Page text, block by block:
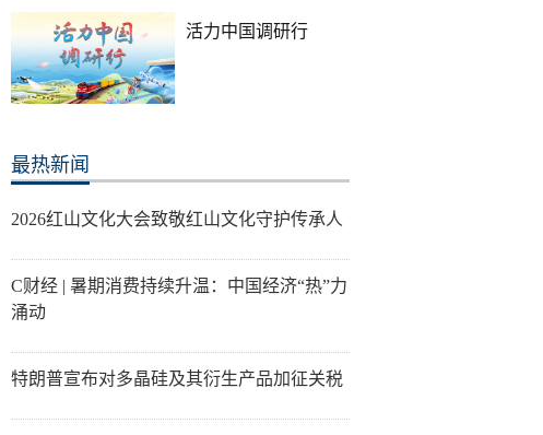
活力中国调研行
最热新闻
2026红山文化大会致敬红山文化守护传承人
C财经 | 暑期消费持续升温：中国经济“热”力
涌动
特朗普宣布对多晶硅及其衍生产品加征关税